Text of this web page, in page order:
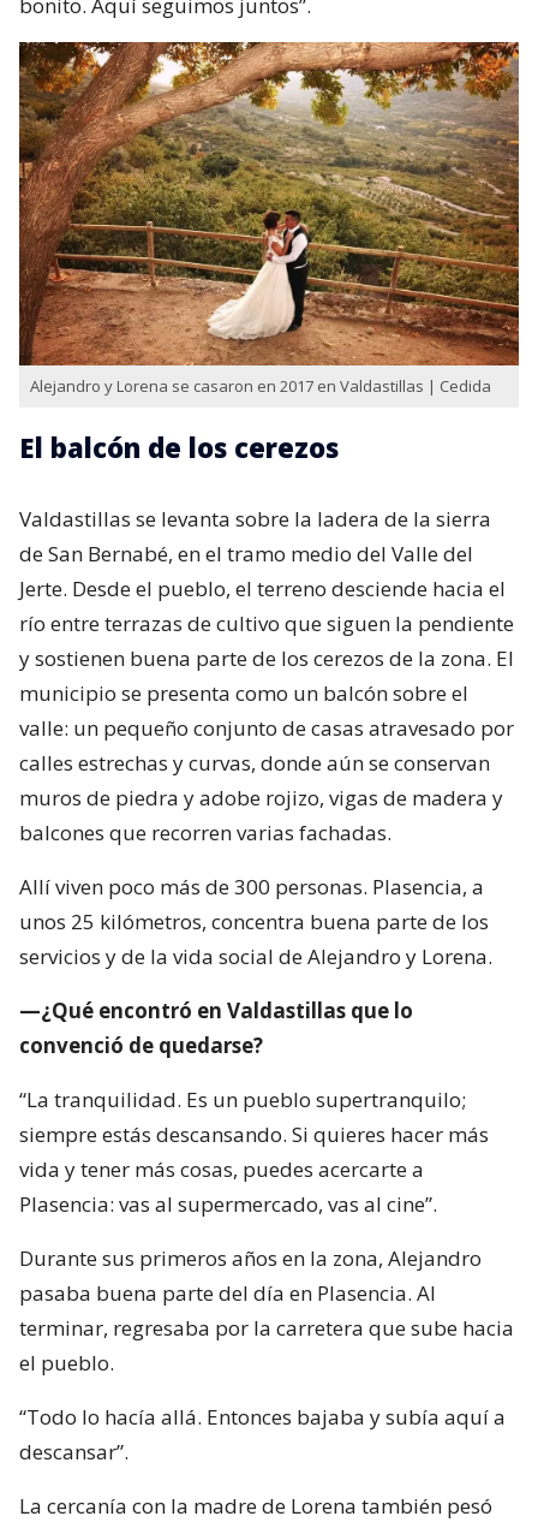
Alejandro y Lorena se casaron en 2017 en Valdastillas | Cedida
El balcón de los cerezos
Valdastillas se levanta sobre la ladera de la sierra
de San Bernabé, en el tramo medio del Valle del
Jerte. Desde el pueblo, el terreno desciende hacia el
río entre terrazas de cultivo que siguen la pendiente
y sostienen buena parte de los cerezos de la zona. El
municipio se presenta como un balcón sobre el
valle: un pequeño conjunto de casas atravesado por
calles estrechas y curvas, donde aún se conservan
muros de piedra y adobe rojizo, vigas de madera y
balcones que recorren varias fachadas.
Allí viven poco más de 300 personas. Plasencia, a
unos 25 kilómetros, concentra buena parte de los
servicios y de la vida social de Alejandro y Lorena.
—¿Qué encontró en Valdastillas que lo
convenció de quedarse?
“La tranquilidad. Es un pueblo supertranquilo;
siempre estás descansando. Si quieres hacer más
vida y tener más cosas, puedes acercarte a
Plasencia: vas al supermercado, vas al cine”.
Durante sus primeros años en la zona, Alejandro
pasaba buena parte del día en Plasencia. Al
terminar, regresaba por la carretera que sube hacia
el pueblo.
“Todo lo hacía allá. Entonces bajaba y subía aquí a
descansar”.
La cercanía con la madre de Lorena también pesó